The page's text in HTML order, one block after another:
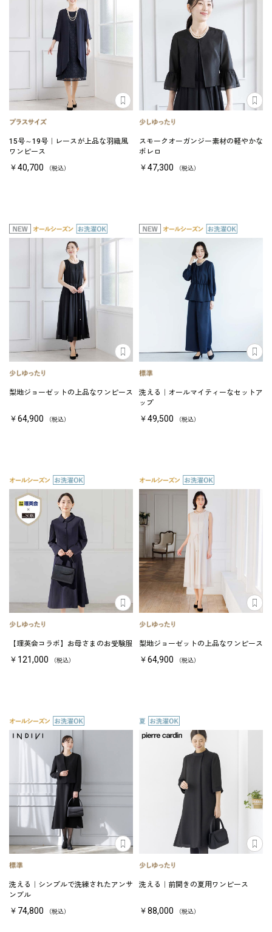
15号～19号｜レースが上品な羽織風
ワンピース
￥40,700 （税込）
スモークオーガンジー素材の軽やかな
ボレロ
￥47,300 （税込）
梨地ジョーゼットの上品なワンピース
￥64,900 （税込）
洗える｜オールマイティーなセットア
ップ
￥49,500 （税込）
【理英会コラボ】お母さまのお受験服
￥121,000 （税込）
梨地ジョーゼットの上品なワンピース
￥64,900 （税込）
洗える｜シンプルで洗練されたアンサ
ンブル
￥74,800 （税込）
洗える｜前開きの夏用ワンピース
￥88,000 （税込）